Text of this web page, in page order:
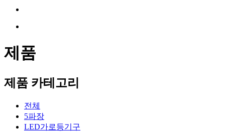
제품
제품 카테고리
전체
5파장
LED가로등기구